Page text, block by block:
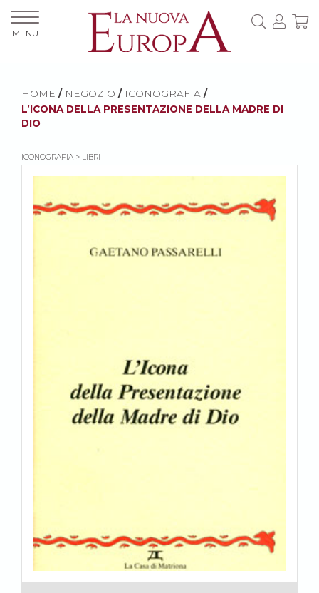
HOME / NEGOZIO / ICONOGRAFIA /
L’ICONA DELLA PRESENTAZIONE DELLA MADRE DI
DIO
ICONOGRAFIA > LIBRI
MENU